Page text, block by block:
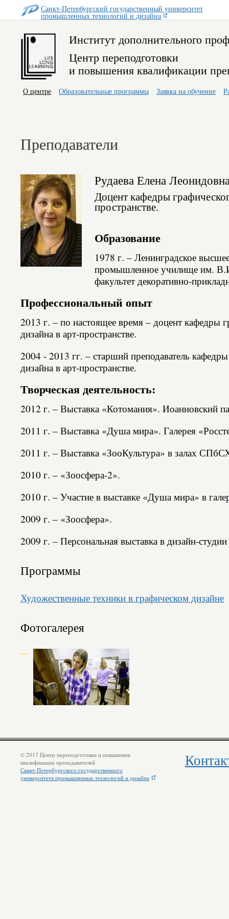
Санкт-Петербургский государственный университет
промышленных технологий и дизайна
Институт дополнительного
Центр переподготовки
и повышения квалификации
О центре Образовательные программы Заявка на обучение
Преподаватели
Рудаева Елена
Доцент кафедры
пространстве.
Образование
1978 г. – Ленинградское
промышленное училище им.
факультет декоративно-
Профессиональный опыт
2013 г. – по настоящее время – доцент кафедры
дизайна в арт-пространстве.
2004 - 2013 гг. – старший преподаватель
дизайна в арт-пространстве.
Творческая деятельность:
2012 г. – Выставка «Котомания». Иоанновский
2011 г. – Выставка «Душа мира». Галерея
2011 г. – Выставка «ЗооКультура» в залах
2010 г. – «Зоосфера-2».
2010 г. – Участие в выставке «Душа мира» в
2009 г. – «Зоосфера».
2009 г. – Персональная выставка в дизайн-
Программы
Художественные техники в графическом дизайне
Фотогалерея
© 2017 Центр переподготовки и повышения
квалификации преподавателей
Санкт-Петербургского государственного
университета промышленных технологий и дизайна